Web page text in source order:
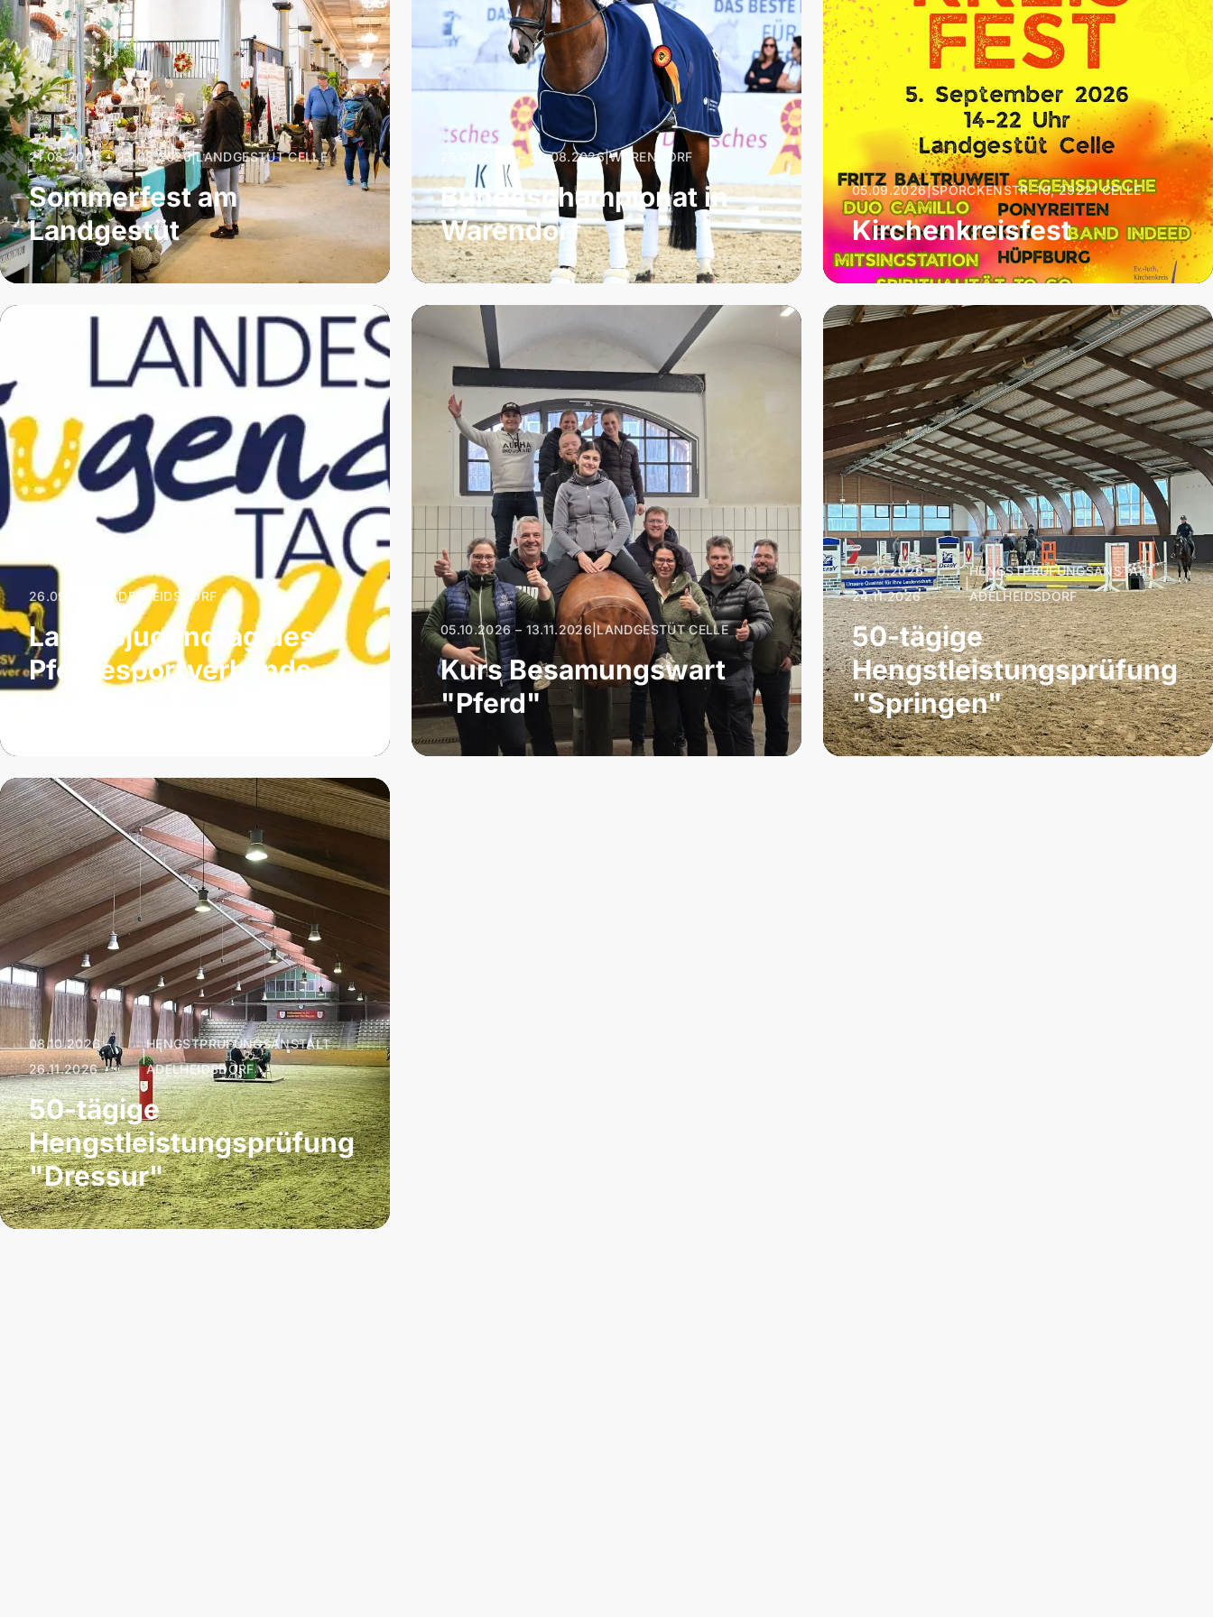
21.08.2026 – 23.08.2026|LANDGESTÜT CELLE
Sommerfest am
Landgestüt
25.08.2026 – 30.08.2026|WARENDORF
Bundeschampionat in
Warendorf
05.09.2026|SPÖRCKENSTR. 10, 29221 CELLE
Kirchenkreisfest
26.09.2026 ADELHEIDSDORF
Landesjugendtag des
Pferdesportverbands
Hannover
05.10.2026 – 13.11.2026|LANDGESTÜT CELLE
Kurs Besamungswart
"Pferd"
06.10.2026 –
24.11.2026
|
HENGSTPRÜFUNGSANSTALT
ADELHEIDSDORF
50-tägige
Hengstleistungsprüfung
"Springen"
08.10.2026 –
26.11.2026
|
HENGSTPRÜFUNGSANSTALT
ADELHEIDSDORF
50-tägige
Hengstleistungsprüfung
"Dressur"